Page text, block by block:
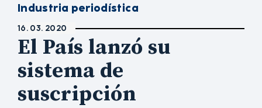
Industria periodística
16. 03. 2020
El País lanzó su
sistema de
suscripción